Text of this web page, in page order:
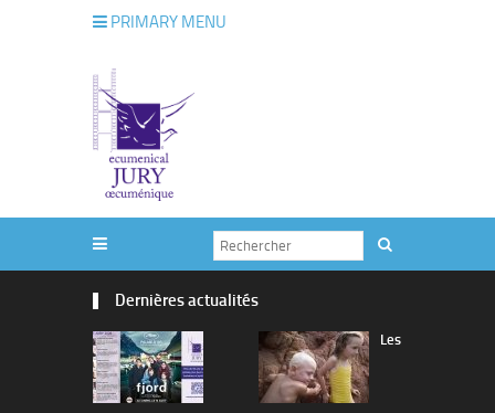
PRIMARY MENU
Dernières actualités
Les